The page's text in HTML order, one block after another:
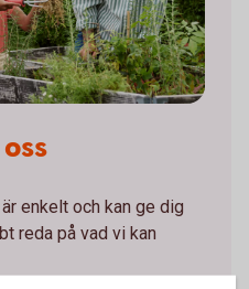
enkelt och kan ge dig
reda på vad vi kan